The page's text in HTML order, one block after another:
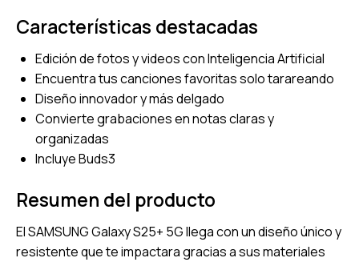
Características destacadas
Edición de fotos y videos con Inteligencia Artificial
Encuentra tus canciones favoritas solo tarareando
Diseño innovador y más delgado
Convierte grabaciones en notas claras y
organizadas
Incluye Buds3
Resumen del producto
El SAMSUNG Galaxy S25+ 5G llega con un diseño único y
resistente que te impactara gracias a sus materiales